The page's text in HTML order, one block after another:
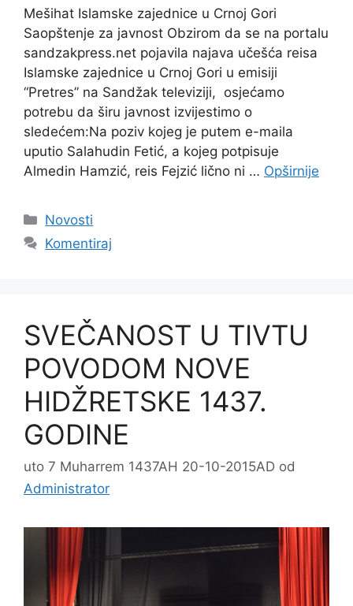
Mešihat Islamske zajednice u Crnoj Gori
Saopštenje za javnost Obzirom da se na portalu
sandzakpress.net pojavila najava učešća reisa
Islamske zajednice u Crnoj Gori u emisiji
“Pretres” na Sandžak televiziji, osjećamo
potrebu da širu javnost izvijestimo o
sledećem:Na poziv kojeg je putem e-maila
uputio Salahudin Fetić, a kojeg potpisuje
Almedin Hamzić, reis Fejzić lično ni … Opširnije
Kategorije
Novosti
Komentiraj
SVEČANOST U TIVTU
POVODOM NOVE
HIDŽRETSKE 1437.
GODINE
uto 7 Muharrem 1437AH 20-10-2015AD od
Administrator